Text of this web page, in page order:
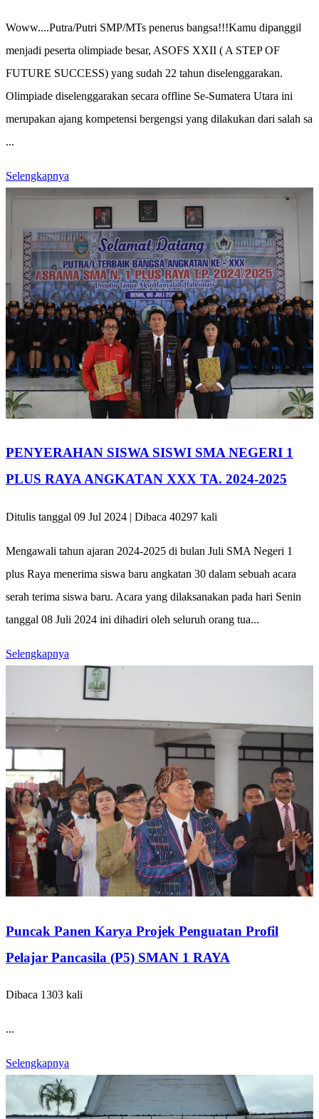
Woww....Putra/Putri SMP/MTs penerus bangsa!!!Kamu dipanggil
menjadi peserta olimpiade besar, ASOFS XXII ( A STEP OF
FUTURE SUCCESS) yang sudah 22 tahun diselenggarakan.
Olimpiade diselenggarakan secara offline Se-Sumatera Utara ini
merupakan ajang kompetensi bergengsi yang dilakukan dari salah sa
...
Selengkapnya
PENYERAHAN SISWA SISWI SMA NEGERI 1
PLUS RAYA ANGKATAN XXX TA. 2024-2025
Ditulis tanggal 09 Jul 2024 | Dibaca 40297 kali
Mengawali tahun ajaran 2024-2025 di bulan Juli SMA Negeri 1
plus Raya menerima siswa baru angkatan 30 dalam sebuah acara
serah terima siswa baru. Acara yang dilaksanakan pada hari Senin
tanggal 08 Juli 2024 ini dihadiri oleh seluruh orang tua...
Selengkapnya
Puncak Panen Karya Projek Penguatan Profil
Pelajar Pancasila (P5) SMAN 1 RAYA
Dibaca 1303 kali
...
Selengkapnya